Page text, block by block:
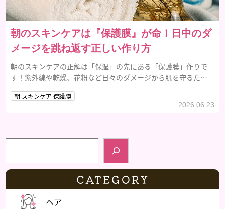
朝のスキンケアは『保護膜』が命！日中のダ
メージを跳ね返す正しい作り方
朝のスキンケアの正解は「保湿」の先にある「保護膜」作りで
す！紫外線や乾燥、花粉など日々のダメージから肌を守るため
肌を手に入れるためのバリア機能を高めるコツや、今日から実
朝 スキンケア 保護膜
2026.06.23
検索
CATEGORY
ヘア